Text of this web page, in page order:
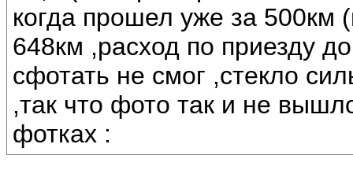
когда прошел уже за 500км
648км ,расход по приезду
сфотать не смог ,стекло
,так что фото так и не
фотках :